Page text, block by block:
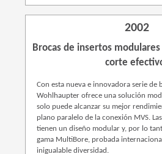
2002
Brocas de insertos
corte
Con esta nueva e innovadora serie de
Wohlhaupter ofrece una solución
solo puede alcanzar su mejor
plano paralelo de la conexión MVS.
tienen un diseño modular y, por lo
gama MultiBore, probada
inigualable diversidad.